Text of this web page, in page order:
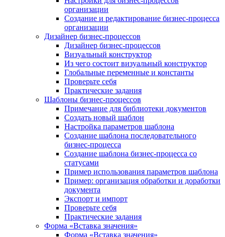
организации
Создание и редактирование бизнес-процесса
организации
Дизайнер бизнес-процессов
Дизайнер бизнес-процессов
Визуальный конструктор
Из чего состоит визуальный конструктор
Глобальные переменные и константы
Проверьте себя
Практические задания
Шаблоны бизнес-процессов
Примечание для библиотеки документов
Создать новый шаблон
Настройка параметров шаблона
Создание шаблона последовательного
бизнес-процесса
Создание шаблона бизнес-процесса со
статусами
Пример использования параметров шаблона
Пример: организация обработки и доработки
документа
Экспорт и импорт
Проверьте себя
Практические задания
Форма «Вставка значения»
Форма «Вставка значения»